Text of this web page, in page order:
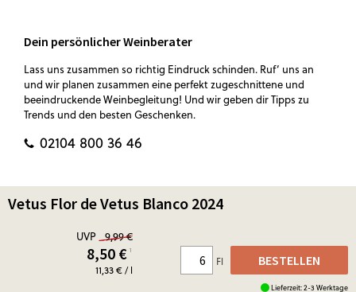
Dein persönlicher Weinberater
Lass uns zusammen so richtig Eindruck schinden. Ruf‘ uns an
und wir planen zusammen eine perfekt zugeschnittene und
beeindruckende Weinbegleitung! Und wir geben dir Tipps zu
Trends und den besten Geschenken.
02104 800 36 46
Vetus Flor de Vetus Blanco 2024
UVP 9,99 €
8,50 €¹
11,33 € / l
Fl BESTELLEN
Lieferzeit: 2-3 Werktage